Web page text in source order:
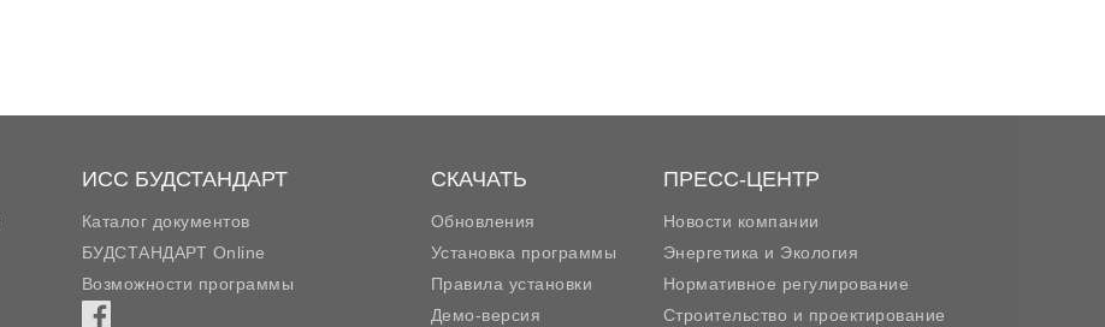
ИСС БУДСТАНДАРТ
Каталог документов
БУДСТАНДАРТ Online
Возможности программы
СКАЧАТЬ
Обновления
Установка программы
Правила установки
Демо-версия
ПРЕСС-ЦЕНТР
Новости компании
Энергетика и Экология
Нормативное регулирование
Строительство и проектирование